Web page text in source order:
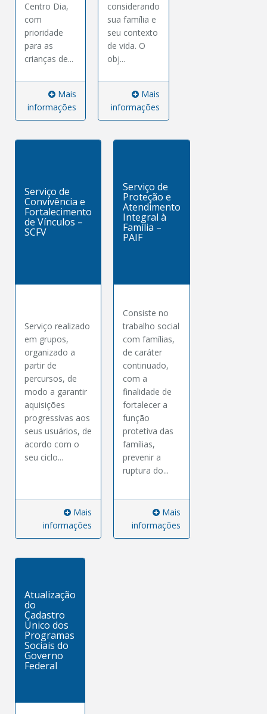
Centro Dia,
com
prioridade
para as
crianças de...
Mais
informações
considerando
sua família e
seu contexto
de vida. O
obj...
Mais
informações
Serviço de
Convivência e
Fortalecimento
de Vínculos –
SCFV
Serviço realizado
em grupos,
organizado a
partir de
percursos, de
modo a garantir
aquisições
progressivas aos
seus usuários, de
acordo com o
seu ciclo...
Mais
informações
Serviço de
Proteção e
Atendimento
Integral à
Família –
PAIF
Consiste no
trabalho social
com famílias,
de caráter
continuado,
com a
finalidade de
fortalecer a
função
protetiva das
famílias,
prevenir a
ruptura do...
Mais
informações
Atualização
do
Cadastro
Único dos
Programas
Sociais do
Governo
Federal